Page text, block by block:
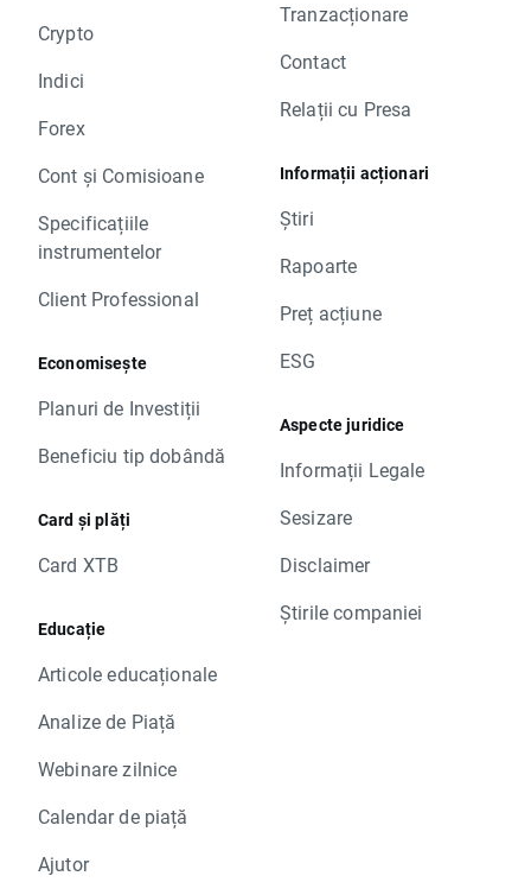
Crypto
Indici
Forex
Cont și Comisioane
Specificațiile
instrumentelor
Client Professional
Economisește
Planuri de Investiții
Beneficiu tip dobândă
Card și plăți
Card XTB
Educație
Articole educaționale
Analize de Piață
Webinare zilnice
Calendar de piață
Ajutor
Tranzacționare
Contact
Relații cu Presa
Informații acționari
Știri
Rapoarte
Preț acțiune
ESG
Aspecte juridice
Informații Legale
Sesizare
Disclaimer
Știrile companiei